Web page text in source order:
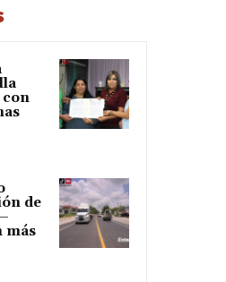
con
de
más